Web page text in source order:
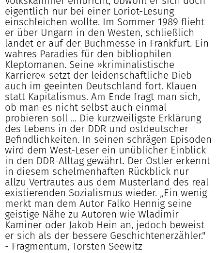
eigentlich nur bei einer Loriot-Lesung
einschleichen wollte. Im Sommer 1989 flieht
er über Ungarn in den Westen, schließlich
landet er auf der Buchmesse in Frankfurt. Ein
wahres Paradies für den bibliophilen
Kleptomanen. Seine »kriminalistische
Karriere« setzt der leidenschaftliche Dieb
auch im geeinten Deutschland fort. Klauen
statt Kapitalismus. Am Ende fragt man sich,
ob man es nicht selbst auch einmal
probieren soll ... Die kurzweiligste Erklärung
des Lebens in der DDR und ostdeutscher
Befindlichkeiten. In seinen schrägen Episoden
wird dem West-Leser ein unüblicher Einblick
in den DDR-Alltag gewährt. Der Ostler erkennt
in diesem schelmenhaften Rückblick nur
allzu Vertrautes aus dem Musterland des real
existierenden Sozialismus wieder. „Ein wenig
merkt man dem Autor Falko Hennig seine
geistige Nähe zu Autoren wie Wladimir
Kaminer oder Jakob Hein an, jedoch beweist
er sich als der bessere Geschichtenerzähler."
- Fragmentum, Torsten Seewitz